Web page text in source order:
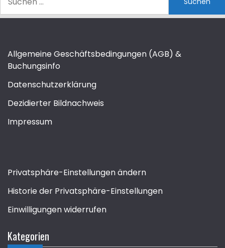
nach:
Allgemeine Geschäftsbedingungen (AGB) &
Buchungsinfo
Datenschutzerklärung
Dezidierter Bildnachweis
Impressum
Privatsphäre-Einstellungen ändern
Historie der Privatsphäre-Einstellungen
Einwilligungen widerrufen
Kategorien